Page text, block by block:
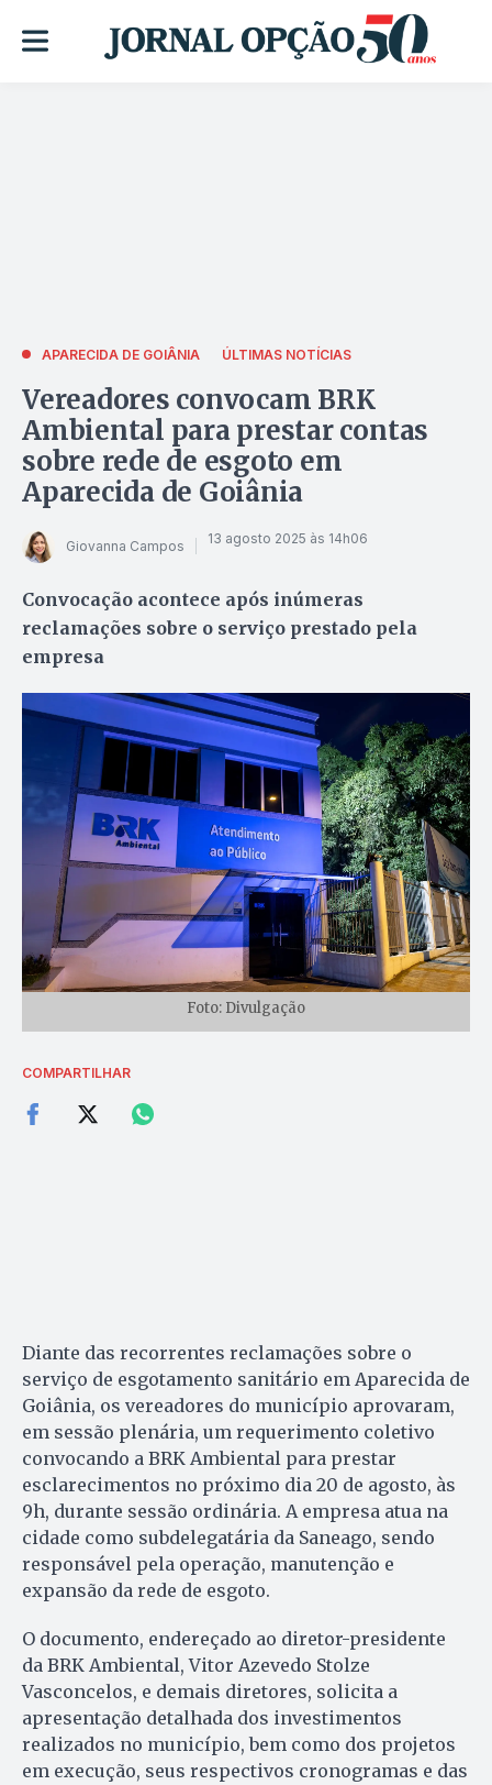
APARECIDA DE GOIÂNIA ÚLTIMAS NOTÍCIAS
Vereadores convocam BRK
Ambiental para prestar contas
sobre rede de esgoto em
Aparecida de Goiânia
Giovanna Campos 13 agosto 2025 às 14h06
Convocação acontece após inúmeras
reclamações sobre o serviço prestado pela
empresa
Foto: Divulgação
COMPARTILHAR
Diante das recorrentes reclamações sobre o
serviço de esgotamento sanitário em Aparecida de
Goiânia, os vereadores do município aprovaram,
em sessão plenária, um requerimento coletivo
convocando a BRK Ambiental para prestar
esclarecimentos no próximo dia 20 de agosto, às
9h, durante sessão ordinária. A empresa atua na
cidade como subdelegatária da Saneago, sendo
responsável pela operação, manutenção e
expansão da rede de esgoto.
O documento, endereçado ao diretor-presidente
da BRK Ambiental, Vitor Azevedo Stolze
Vasconcelos, e demais diretores, solicita a
apresentação detalhada dos investimentos
realizados no município, bem como dos projetos
em execução, seus respectivos cronogramas e das